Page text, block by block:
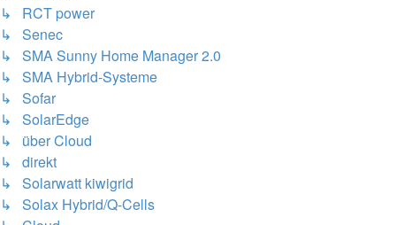
↳ RCT power
↳ Senec
↳ SMA Sunny Home Manager 2.0
↳ SMA Hybrid-Systeme
↳ Sofar
↳ SolarEdge
↳ über Cloud
↳ direkt
↳ Solarwatt kiwigrid
↳ Solax Hybrid/Q-Cells